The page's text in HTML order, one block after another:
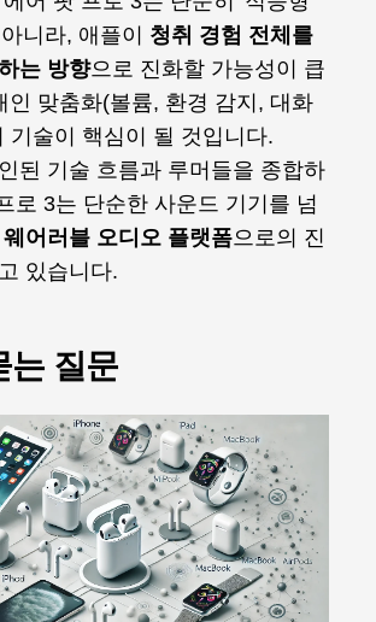
니라, 애플이 청취 경험 전체를
는 방향으로 진화할 가능성이 큽
인 맞춤화(볼륨, 환경 감지, 대화
기술이 핵심이 될 것입니다.
된 기술 흐름과 루머들을 종합하
로 3는 단순한 사운드 기기를 넘
어러블 오디오 플랫폼으로의 진
있습니다.
는 질문